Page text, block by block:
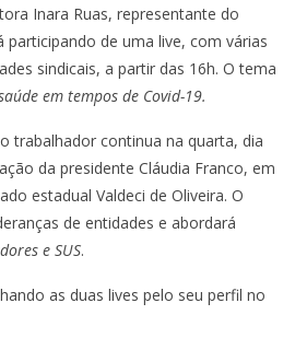
Inara Ruas, representante do
participando de uma live, com várias
sindicais, a partir das 16h. O tema
em tempos de Covid-19.
trabalhador continua na quarta, dia
da presidente Cláudia Franco, em
estadual Valdeci de Oliveira. O
de entidades e abordará
e SUS.
as duas lives pelo seu perfil no